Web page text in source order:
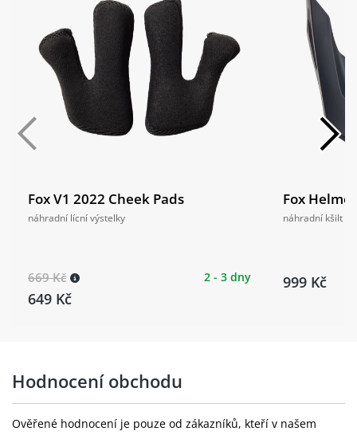
Fox V1 2022 Cheek Pads
náhradní lícní výstelky
669 Kč
649 Kč
2 - 3 dny
Fox
náhradní kšilt
999 Kč
Hodnocení obchodu
Ověřené hodnocení je pouze od zákazníků, kteří v našem